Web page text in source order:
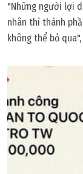
"Những người lợi
nhân thì thành
không thể bỏ